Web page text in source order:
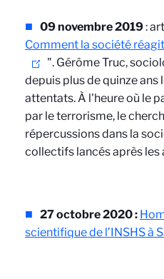
09 novembre 2019:
Comment la société
". Gérôme Truc,
depuis plus de quinze
attentats. À l'heure où le
par le terrorisme, le
répercussions dans la
collectifs lancés après les
27 octobre 2020 :
scientifique de l’INSHS à